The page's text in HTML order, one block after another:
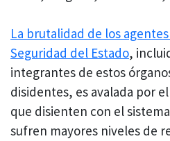
La brutalidad de los
Seguridad del Estado,
integrantes de estos
disidentes, es avalada por
que disienten con el
sufren mayores niveles de